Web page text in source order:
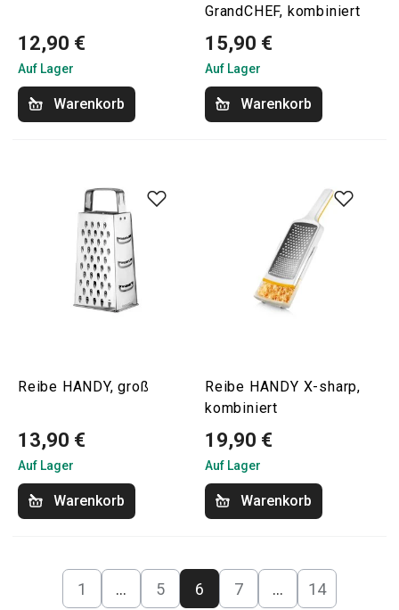
12,90 €
Auf Lager
Warenkorb
GrandCHEF, kombiniert
15,90 €
Auf Lager
Warenkorb
Reibe HANDY, groß
13,90 €
Auf Lager
Warenkorb
Reibe HANDY X-sharp,
kombiniert
19,90 €
Auf Lager
Warenkorb
1 … 5 6 7 … 14